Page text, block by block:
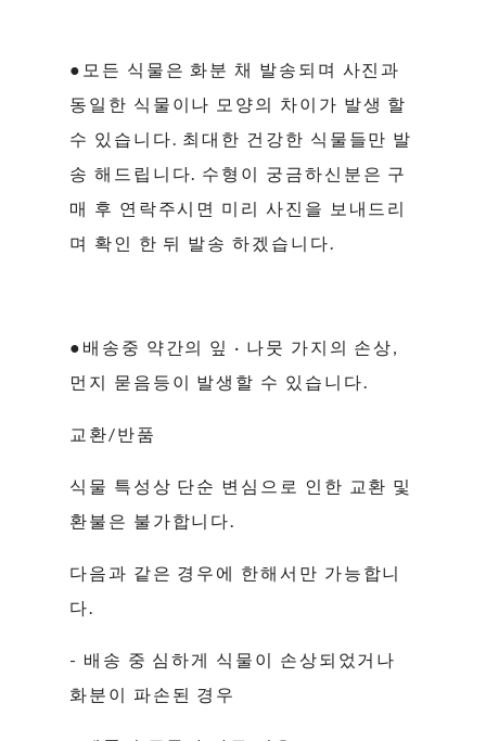
●모든 식물은 화분 채 발송되며 사진과
동일한 식물이나 모양의 차이가 발생 할
수 있습니다. 최대한 건강한 식물들만 발
송 해드립니다. 수형이 궁금하신분은 구
매 후 연락주시면 미리 사진을 보내드리
며 확인 한 뒤 발송 하겠습니다.
●배송중 약간의 잎 · 나뭇 가지의 손상,
먼지 묻음등이 발생할 수 있습니다.
교환/반품
식물 특성상 단순 변심으로 인한 교환 및
환불은 불가합니다.
다음과 같은 경우에 한해서만 가능합니
다.
- 배송 중 심하게 식물이 손상되었거나
화분이 파손된 경우